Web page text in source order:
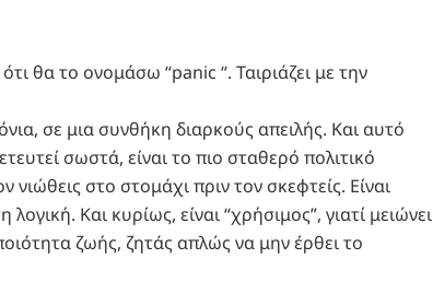
θα το ονομάσω “panic “. Ταιριάζει με την
σε μια συνθήκη διαρκούς απειλής. Και αυτό
σωστά, είναι το πιο σταθερό πολιτικό
νιώθεις στο στομάχι πριν τον σκεφτείς. Είναι
Και κυρίως, είναι “χρήσιμος”, γιατί μειώνει
ζωής, ζητάς απλώς να μην έρθει το